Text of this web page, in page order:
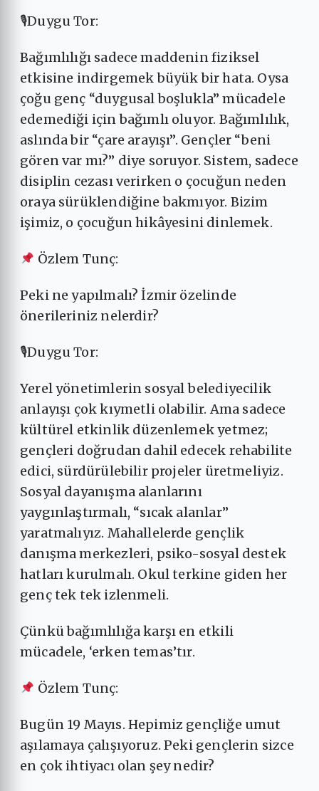
🎙Duygu Tor:
Bağımlılığı sadece maddenin fiziksel
etkisine indirgemek büyük bir hata. Oysa
çoğu genç “duygusal boşlukla” mücadele
edemediği için bağımlı oluyor. Bağımlılık,
aslında bir “çare arayışı”. Gençler “beni
gören var mı?” diye soruyor. Sistem, sadece
disiplin cezası verirken o çocuğun neden
oraya sürüklendiğine bakmıyor. Bizim
işimiz, o çocuğun hikâyesini dinlemek.
Özlem Tunç:
Peki ne yapılmalı? İzmir özelinde
önerileriniz nelerdir?
🎙Duygu Tor:
Yerel yönetimlerin sosyal belediyecilik
anlayışı çok kıymetli olabilir. Ama sadece
kültürel etkinlik düzenlemek yetmez;
gençleri doğrudan dahil edecek rehabilite
edici, sürdürülebilir projeler üretmeliyiz.
Sosyal dayanışma alanlarını
yaygınlaştırmalı, “sıcak alanlar”
yaratmalıyız. Mahallelerde gençlik
danışma merkezleri, psiko-sosyal destek
hatları kurulmalı. Okul terkine giden her
genç tek tek izlenmeli.
Çünkü bağımlılığa karşı en etkili
mücadele, ‘erken temas’tır.
Özlem Tunç:
Bugün 19 Mayıs. Hepimiz gençliğe umut
aşılamaya çalışıyoruz. Peki gençlerin sizce
en çok ihtiyacı olan şey nedir?